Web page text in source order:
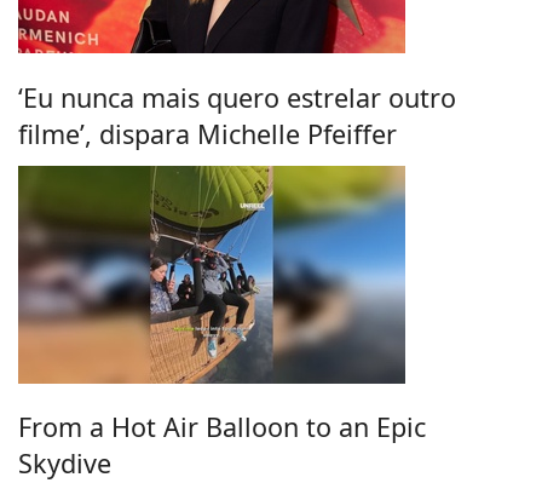
‘Eu nunca mais quero estrelar outro
filme’, dispara Michelle Pfeiffer
From a Hot Air Balloon to an Epic
Skydive